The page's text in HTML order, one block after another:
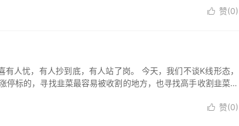
 赞(0)
人忧，有人抄到底，有人站了岗。 今天，我们不谈K线形态，
标的，寻找韭菜最容易被收割的地方，也寻找高手收割韭菜的
 赞(0)